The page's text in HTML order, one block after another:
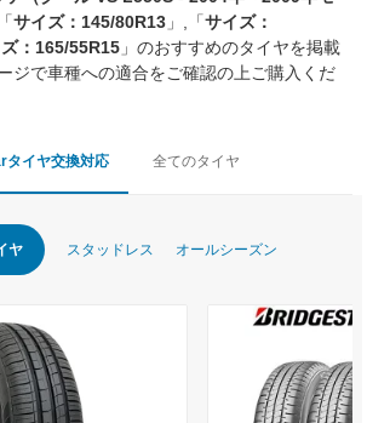
サイズ：145/80R13 」,「サイズ：
：165/55R15 」のおすすめのタイヤを掲載
ジで車種への適合をご確認の上ご購入くだ
タイヤ交換対応 全てのタイヤ
ヤ スタッドレス オールシーズン